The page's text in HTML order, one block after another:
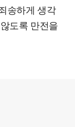
송하게 생각
도록 만전을